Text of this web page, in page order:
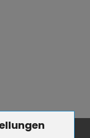
/ Drittanbieter: